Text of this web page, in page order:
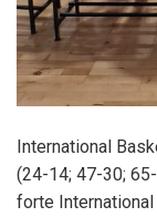
International
(24-14; 47-30;
forte